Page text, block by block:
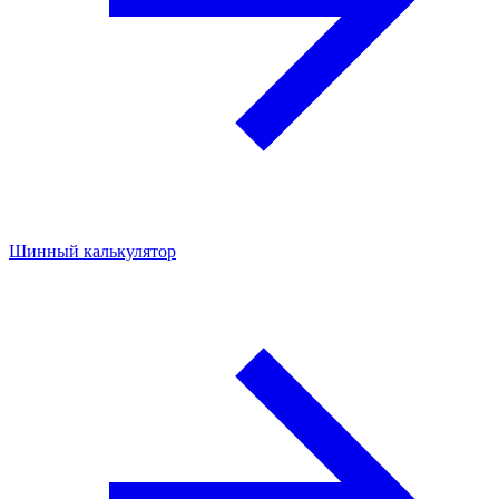
Шинный калькулятор